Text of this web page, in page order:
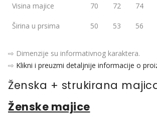
Visina majice 70 72 74
Širina u prsima 50 53 56
⇨ Dimenzije su informativnog karaktera.
⇨ Klikni i preuzmi detaljnije informacije o
Ženska + strukirana
Ženske majice